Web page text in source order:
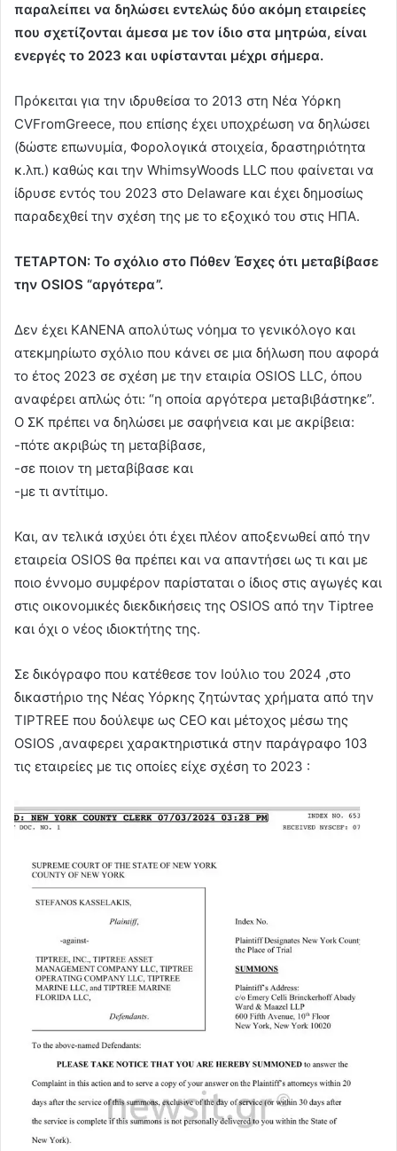
παραλείπει να δηλώσει εντελώς δύο ακόμη εταιρείες
που σχετίζονται άμεσα με τον ίδιο στα μητρώα, είναι
ενεργές το 2023 και υφίστανται μέχρι σήμερα.
Πρόκειται για την ιδρυθείσα το 2013 στη Νέα Υόρκη
CVFromGreece, που επίσης έχει υποχρέωση να δηλώσει
(δώστε επωνυμία, Φορολογικά στοιχεία, δραστηριότητα
κ.λπ.) καθώς και την WhimsyWoods LLC που φαίνεται να
ίδρυσε εντός του 2023 στο Delaware και έχει δημοσίως
παραδεχθεί την σχέση της με το εξοχικό του στις ΗΠΑ.
ΤΕΤΑΡΤΟΝ: Το σχόλιο στο Πόθεν Έσχες ότι μεταβίβασε
την OSIOS “αργότερα”.
Δεν έχει ΚΑΝΕΝΑ απολύτως νόημα το γενικόλογο και
ατεκμηρίωτο σχόλιο που κάνει σε μια δήλωση που αφορά
το έτος 2023 σε σχέση με την εταιρία OSIOS LLC, όπου
αναφέρει απλώς ότι: “η οποία αργότερα μεταβιβάστηκε”.
Ο ΣΚ πρέπει να δηλώσει με σαφήνεια και με ακρίβεια:
-πότε ακριβώς τη μεταβίβασε,
-σε ποιον τη μεταβίβασε και
-με τι αντίτιμο.
Και, αν τελικά ισχύει ότι έχει πλέον αποξενωθεί από την
εταιρεία OSIOS θα πρέπει και να απαντήσει ως τι και με
ποιο έννομο συμφέρον παρίσταται ο ίδιος στις αγωγές και
στις οικονομικές διεκδικήσεις της OSIOS από την Tiptree
και όχι ο νέος ιδιοκτήτης της.
Σε δικόγραφο που κατέθεσε τον Ιούλιο του 2024 ,στο
δικαστήριο της Νέας Υόρκης ζητώντας χρήματα από την
TIPTREE που δούλεψε ως CEO και μέτοχος μέσω της
OSIOS ,αναφερει χαρακτηριστικά στην παράγραφο 103
τις εταιρείες με τις οποίες είχε σχέση το 2023 :